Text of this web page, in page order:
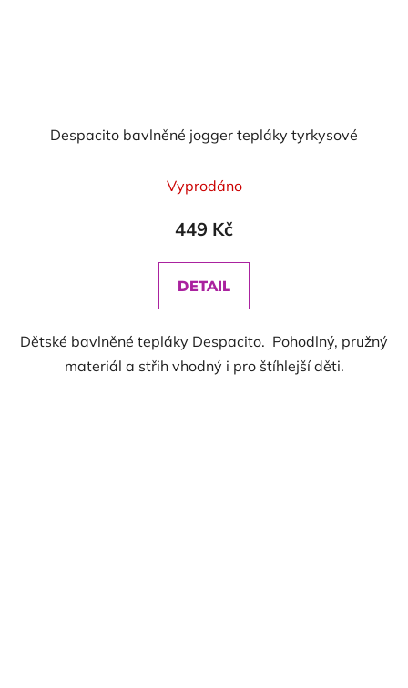
Despacito bavlněné jogger tepláky tyrkysové
Vyprodáno
449 Kč
DETAIL
Dětské bavlněné tepláky Despacito. Pohodlný, pružný
materiál a střih vhodný i pro štíhlejší děti.